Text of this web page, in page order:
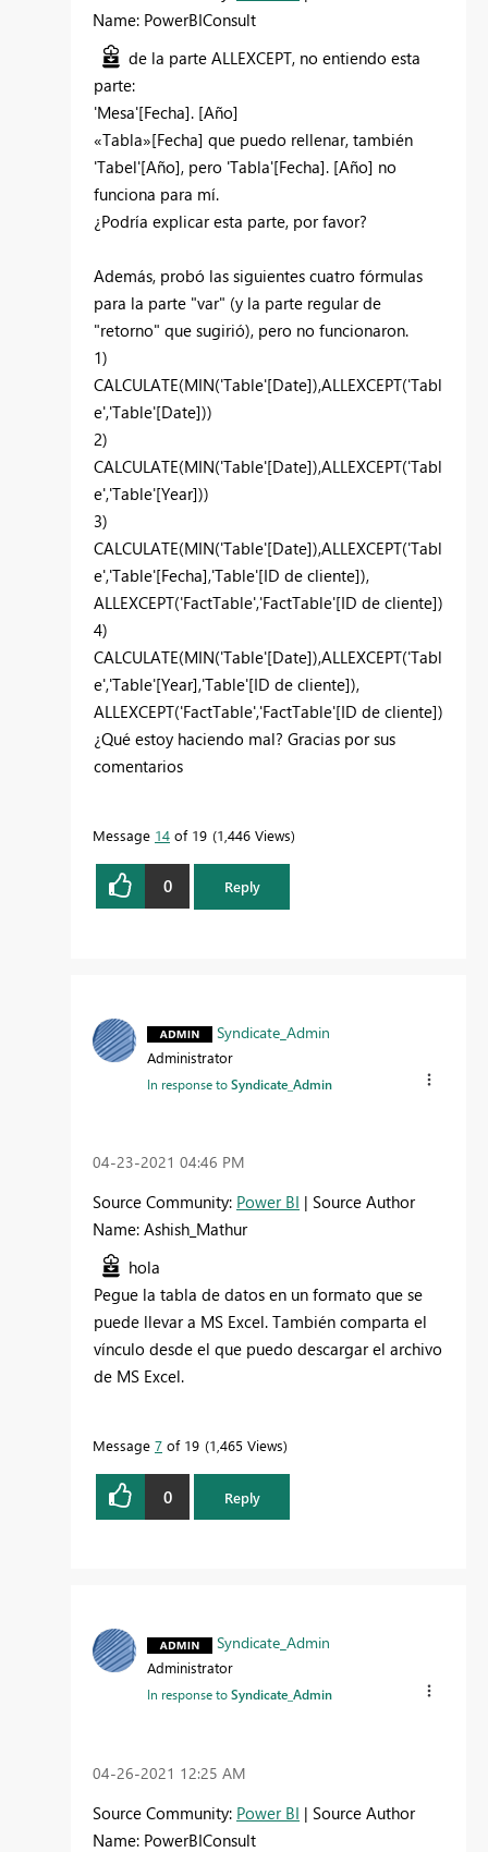
Name: PowerBIConsult
de la parte ALLEXCEPT, no entiendo esta
parte:
'Mesa'[Fecha]. [Año]
«Tabla»[Fecha] que puedo rellenar, también
'Tabel'[Año], pero 'Tabla'[Fecha]. [Año] no
funciona para mí.
¿Podría explicar esta parte, por favor?
Además, probó las siguientes cuatro fórmulas
para la parte "var" (y la parte regular de
"retorno" que sugirió), pero no funcionaron.
1)
CALCULATE(MIN('Table'[Date]),ALLEXCEPT('Tabl
e','Table'[Date]))
2)
CALCULATE(MIN('Table'[Date]),ALLEXCEPT('Tabl
e','Table'[Year]))
3)
CALCULATE(MIN('Table'[Date]),ALLEXCEPT('Tabl
e','Table'[Fecha],'Table'[ID de cliente]),
ALLEXCEPT('FactTable','FactTable'[ID de cliente])
4)
CALCULATE(MIN('Table'[Date]),ALLEXCEPT('Tabl
e','Table'[Year],'Table'[ID de cliente]),
ALLEXCEPT('FactTable','FactTable'[ID de cliente])
¿Qué estoy haciendo mal? Gracias por sus
comentarios
Message 14 of 19 1,446 Views
0 Reply
Syndicate_Admin
Administrator
In response toSyndicate_Admin
‎04-23-2021 04:46 PM
Source Community: Power BI | Source Author
Name: Ashish_Mathur
hola
Pegue la tabla de datos en un formato que se
puede llevar a MS Excel. También comparta el
vínculo desde el que puedo descargar el archivo
de MS Excel.
Message 7 of 19 1,465 Views
0 Reply
Syndicate_Admin
Administrator
In response toSyndicate_Admin
‎04-26-2021 12:25 AM
Source Community: Power BI | Source Author
Name: PowerBIConsult